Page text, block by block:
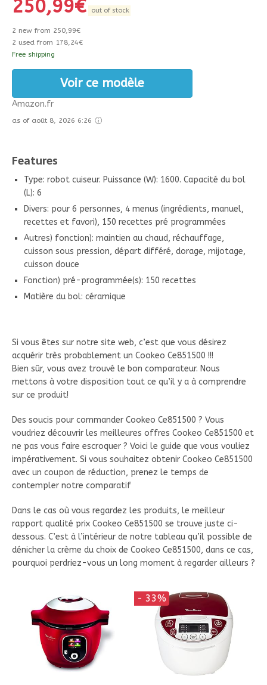
250,99€ out of stock
2 new from 250,99€
2 used from 178,24€
Free shipping
Voir ce modèle
Amazon.fr
as of août 8, 2026 6:26
Features
Type: robot cuiseur. Puissance (W): 1600. Capacité du bol
(L): 6
Divers: pour 6 personnes, 4 menus (ingrédients, manuel,
recettes et favori), 150 recettes pré programmées
Autres) fonction): maintien au chaud, réchauffage,
cuisson sous pression, départ différé, dorage, mijotage,
cuisson douce
Fonction) pré-programmée(s): 150 recettes
Matière du bol: céramique
Si vous êtes sur notre site web, c’est que vous désirez
acquérir très probablement un Cookeo Ce851500 !!!
Bien sûr, vous avez trouvé le bon comparateur. Nous
mettons à votre disposition tout ce qu’il y a à comprendre
sur ce produit!
Des soucis pour commander Cookeo Ce851500 ? Vous
voudriez découvrir les meilleures offres Cookeo Ce851500 et
ne pas vous faire escroquer ? Voici le guide que vous vouliez
impérativement. Si vous souhaitez obtenir Cookeo Ce851500
avec un coupon de réduction, prenez le temps de
contempler notre comparatif
Dans le cas où vous regardez les produits, le meilleur
rapport qualité prix Cookeo Ce851500 se trouve juste ci-
dessous. C’est à l’intérieur de notre tableau qu’il possible de
dénicher la crème du choix de Cookeo Ce851500, dans ce cas,
pourquoi perdriez-vous un long moment à regarder ailleurs ?
- 33%